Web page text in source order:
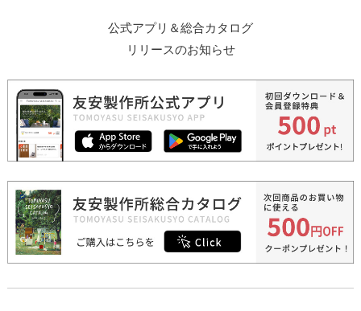
公式アプリ＆総合カタログ
リリースのお知らせ